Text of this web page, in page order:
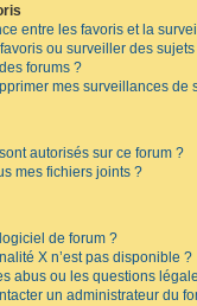
entre les favoris et la
ou surveiller des sujets
forums ?
mes surveillances de
autorisés sur ce forum ?
mes fichiers joints ?
de forum ?
X n’est pas disponible ?
abus ou les questions
un administrateur du